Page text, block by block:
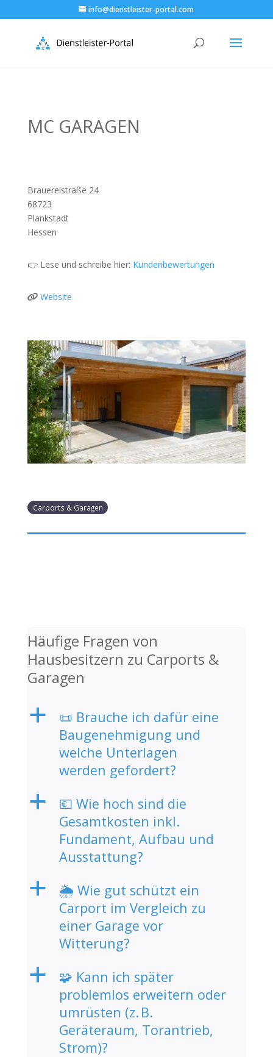
info@dienstleister-portal.com
MC GARAGEN
Brauereistraße 24
68723
Plankstadt
Hessen
👉 Lese und schreibe hier: Kundenbewertungen
Website
Carports & Garagen
Häufige Fragen von
Hausbesitzern zu Carports &
Garagen
a
📜 Brauche ich dafür eine
Baugenehmigung und
welche Unterlagen
werden gefordert?
a
💶 Wie hoch sind die
Gesamtkosten inkl.
Fundament, Aufbau und
Ausstattung?
a
🌦️ Wie gut schützt ein
Carport im Vergleich zu
einer Garage vor
Witterung?
a
🧩 Kann ich später
problemlos erweitern oder
umrüsten (z. B.
Geräteraum, Torantrieb,
Strom)?